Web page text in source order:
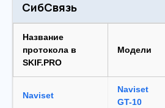
СибСвязь
Название
протокола в
SKIF.PRO
Модели
Naviset
Naviset
GT-10